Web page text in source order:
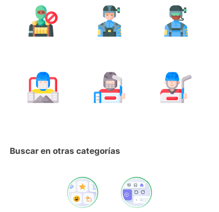
Buscar en otras categorías